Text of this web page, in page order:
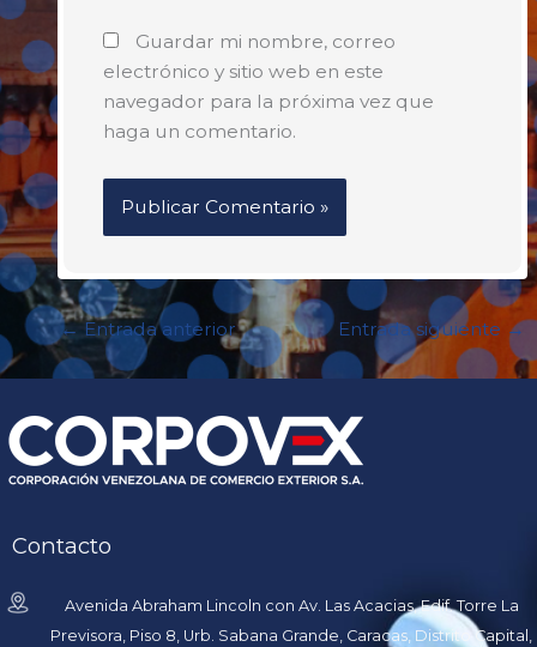
Guardar mi nombre, correo
electrónico y sitio web en este
navegador para la próxima vez que
haga un comentario.
←Entrada anterior Entrada siguiente →
Contacto
Avenida Abraham Lincoln con Av. Las Acacias, Edif. Torre La
Previsora, Piso 8, Urb. Sabana Grande, Caracas, Distrito Capital,